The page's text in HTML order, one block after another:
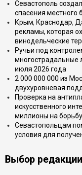
Севастополь
спасения местного
Крым, Краснодар,
рекламы, которая
винодельческие
Ручьи под
многострадальные
июля 2026 года
2 000 000 000 из
двухуровневая
Проверка на
искусственного
миллионы на
Севастопольцам
условия для
Выбор редакции